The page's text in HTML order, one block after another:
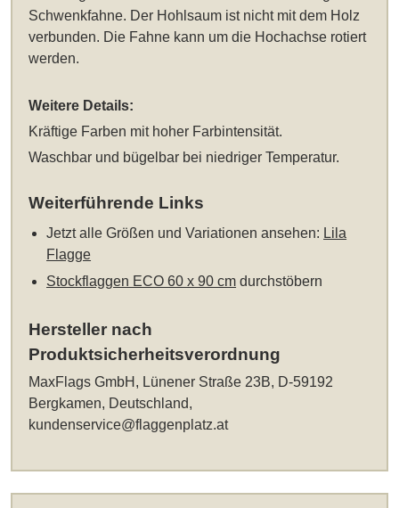
Schwenkfahne. Der Hohlsaum ist nicht mit dem Holz
verbunden. Die Fahne kann um die Hochachse rotiert
werden.
Weitere Details:
Kräftige Farben mit hoher Farbintensität.
Waschbar und bügelbar bei niedriger Temperatur.
Weiterführende Links
Jetzt alle Größen und Variationen ansehen: Lila
Flagge
Stockflaggen ECO 60 x 90 cm durchstöbern
Hersteller nach
Produktsicherheitsverordnung
MaxFlags GmbH, Lünener Straße 23B, D-59192
Bergkamen, Deutschland,
kundenservice@flaggenplatz.at